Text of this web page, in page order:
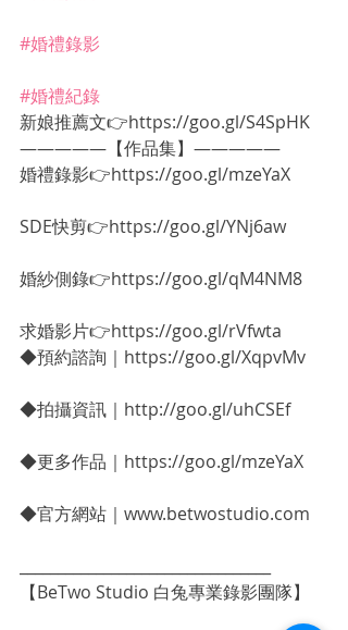
#婚禮錄影
#婚禮紀錄
新娘推薦文👉https://goo.gl/S4SpHK
—————【作品集】—————
婚禮錄影👉https://goo.gl/mzeYaX
SDE快剪👉https://goo.gl/YNj6aw
婚紗側錄👉https://goo.gl/qM4NM8
求婚影片👉https://goo.gl/rVfwta
◆預約諮詢｜https://goo.gl/XqpvMv
◆拍攝資訊｜http://goo.gl/uhCSEf
◆更多作品｜https://goo.gl/mzeYaX
◆官方網站｜www.betwostudio.com
【BeTwo Studio 白兔專業錄影團隊】